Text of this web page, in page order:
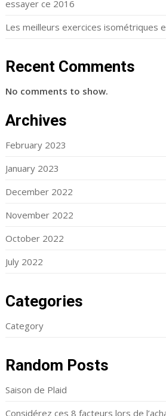
essayer ce 2016
Les meilleurs exercices isométriques
Recent Comments
No comments to show.
Archives
February 2023
January 2023
December 2022
November 2022
October 2022
July 2022
Categories
Category
Random Posts
Saison de Plaid
Considérez ces 8 facteurs lors de